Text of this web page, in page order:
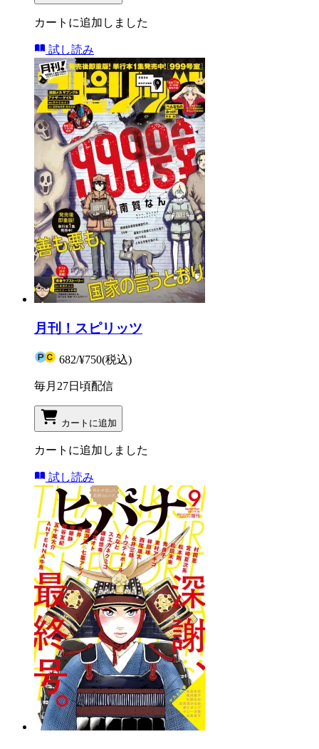
カートに追加しました
試し読み
月刊！スピリッツ
682/¥750(税込)
毎月27日頃配信
カートに追加
カートに追加しました
試し読み